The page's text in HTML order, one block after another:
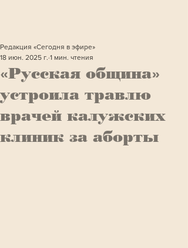
«Русская община»
устроила травлю
врачей калужских
клиник за аборты
Редакция «Сегодня в эфире»
18 июн. 2025 г. 1 мин. чтения